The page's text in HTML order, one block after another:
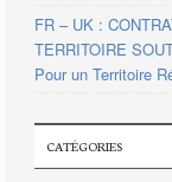
FR – UK :
TERRITOIRE
Pour un Territoire
CATÉGORIES